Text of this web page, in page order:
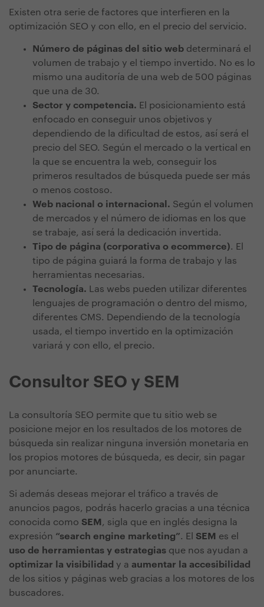
Existen otra serie de factores que interfieren en la
optimización SEO y con ello, en el precio del servicio.
Número de páginas del sitio web determinará el
volumen de trabajo y el tiempo invertido. No es lo
mismo una auditoría de una web de 500 páginas
que una de 30.
Sector y competencia. El posicionamiento está
enfocado en conseguir unos objetivos y
dependiendo de la dificultad de estos, así será el
precio del SEO. Según el mercado o la vertical en
la que se encuentra la web, conseguir los
primeros resultados de búsqueda puede ser más
o menos costoso.
Web nacional o internacional. Según el volumen
de mercados y el número de idiomas en los que
se trabaje, así será la dedicación invertida.
Tipo de página (corporativa o ecommerce). El
tipo de página guiará la forma de trabajo y las
herramientas necesarias.
Tecnología. Las webs pueden utilizar diferentes
lenguajes de programación o dentro del mismo,
diferentes CMS. Dependiendo de la tecnología
usada, el tiempo invertido en la optimización
variará y con ello, el precio.
Consultor SEO y SEM
La consultoría SEO permite que tu sitio web se
posicione mejor en los resultados de los motores de
búsqueda sin realizar ninguna inversión monetaria en
los propios motores de búsqueda, es decir, sin pagar
por anunciarte.
Si además deseas mejorar el tráfico a través de
anuncios pagos, podrás hacerlo gracias a una técnica
conocida como SEM , sigla que en inglés designa la
expresión “search engine marketing”. El SEM es el
uso de herramientas y estrategias que nos ayudan a
optimizar la visibilidad y a aumentar la accesibilidad
de los sitios y páginas web gracias a los motores de los
buscadores.